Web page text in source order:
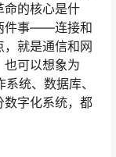
命的核心是什
件事——连接和
就是通信和网
可以想象为
统、数据库、
数字化系统，都